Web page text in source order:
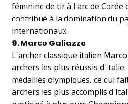
féminine de tir à l'arc de Corée
contribué à la domination du
internationaux.
9. Marco Galiazzo
L'archer classique italien
archers les plus réussis
médailles olympiques, ce qui
archers les plus accomplis